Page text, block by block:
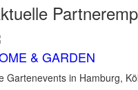
& GARDEN
Gartenevents in Hamburg,